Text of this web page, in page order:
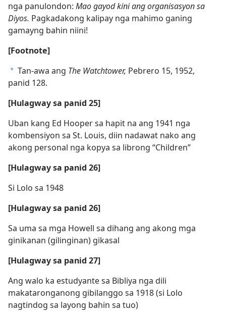
nga panulondon: Mao gayod kini ang organisasyon sa
Diyos. Pagkadakong kalipay nga mahimo ganing
gamayng bahin niini!
[Footnote]
a Tan-awa ang The Watchtower, Pebrero 15, 1952,
panid 128.
[Hulagway sa panid 25]
Uban kang Ed Hooper sa hapit na ang 1941 nga
kombensiyon sa St. Louis, diin nadawat nako ang
akong personal nga kopya sa librong “Children”
[Hulagway sa panid 26]
Si Lolo sa 1948
[Hulagway sa panid 26]
Sa uma sa mga Howell sa dihang ang akong mga
ginikanan (gilinginan) gikasal
[Hulagway sa panid 27]
Ang walo ka estudyante sa Bibliya nga dili
makataronganong gibilanggo sa 1918 (si Lolo
nagtindog sa layong bahin sa tuo)